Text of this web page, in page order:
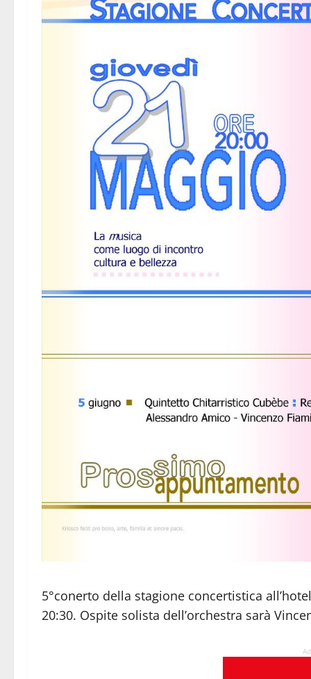
5°conerto della stagione concertistica
20:30. Ospite solista dell’orchestra sarà